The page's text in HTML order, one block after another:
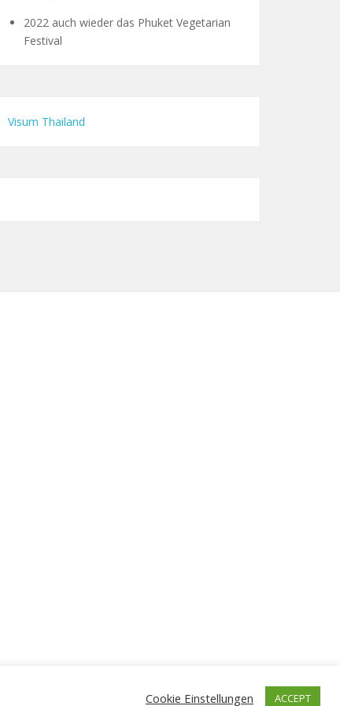
2022 auch wieder das Phuket Vegetarian
Festival
Visum Thailand
Cookie Einstellungen ACCEPT